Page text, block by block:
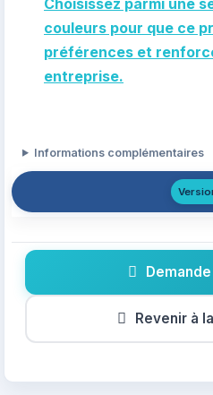
couleurs pour que ce
préférences et
entreprise.
Informations complémentaires
Revenir à